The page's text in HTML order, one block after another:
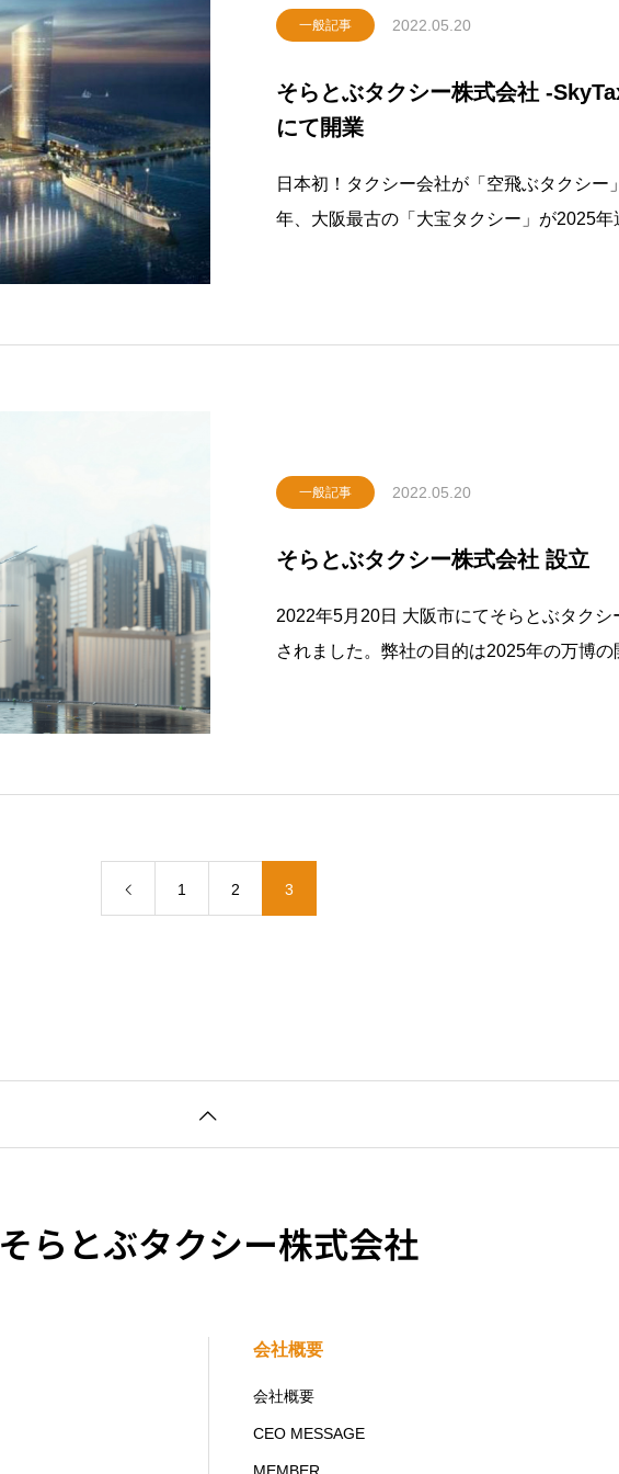
一般記事 2022.05.20
そらとぶタクシー株式会社 -SkyTaxi- 2025年
にて開業
日本初！タクシー会社が「空飛ぶタクシー
年、大阪最古の「大宝タクシー」が2025年
一般記事 2022.05.20
そらとぶタクシー株式会社 設立
2022年5月20日 大阪市にてそらとぶタクシ
されました。弊社の目的は2025年の万博
1 2 3
そらとぶタクシー株式会社
会社概要
会社概要
CEO MESSAGE